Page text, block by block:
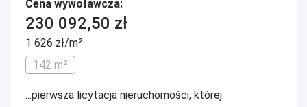
Cena wywoławcza:
230 092,50 zł
1 626 zł/m²
142 m²
...pierwsza licytacja nieruchomości, której